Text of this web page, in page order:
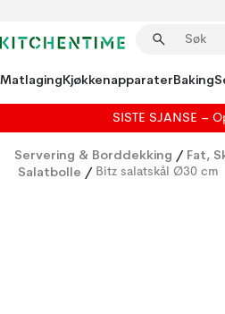
MatlagingKjøkkenapparaterBaking
SISTE SJANSE –
Servering & Borddekking / Fat,
Salatbolle / Bitz salatskål Ø30 cm